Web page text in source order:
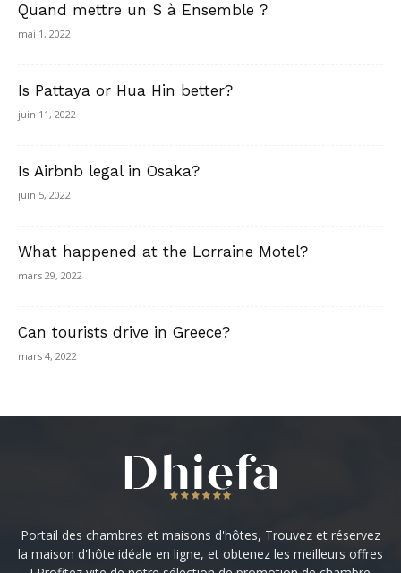
Quand mettre un S à Ensemble ?
mai 1, 2022
Is Pattaya or Hua Hin better?
juin 11, 2022
Is Airbnb legal in Osaka?
juin 5, 2022
What happened at the Lorraine Motel?
mars 29, 2022
Can tourists drive in Greece?
mars 4, 2022
Portail des chambres et maisons d'hôtes, Trouvez et réservez
la maison d'hôte idéale en ligne, et obtenez les meilleurs offres